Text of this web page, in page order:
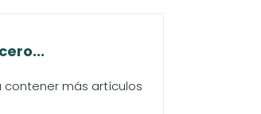
contener más artículos